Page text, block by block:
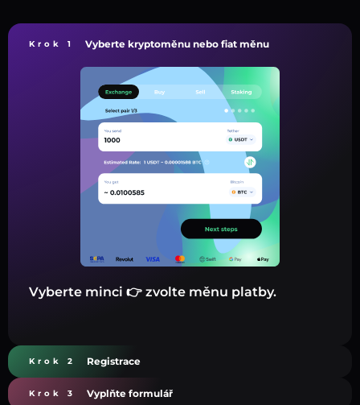
Krok 1 Vyberte kryptoměnu nebo fiat měnu
Vyberte minci 👉 zvolte měnu platby.
Krok 2 Registrace
Krok 3 Vyplňte formulář